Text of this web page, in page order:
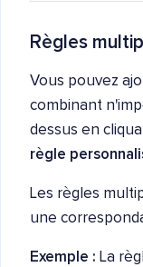
Règles
Vous pouvez
combinant
dessus en
règle
Les règles
une
Exemple : La